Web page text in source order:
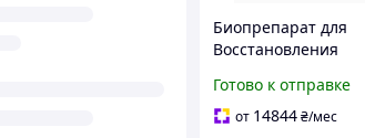
Биопрепарат для
Восстановления
Биологического
Баланса -
Готово к отправке
от 14844₴/мес